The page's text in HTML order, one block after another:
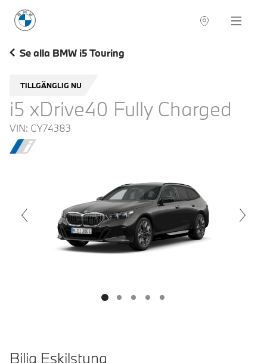
BMW Sverige Navigation
Se alla BMW i5 Touring
TILLGÄNGLIG NU
i5 xDrive40 Fully Charged
VIN: CY74383
Bilia Eskilstuna